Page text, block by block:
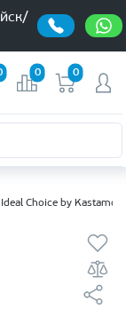
0 0
Ideal Choice by